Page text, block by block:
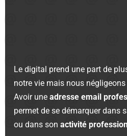
Le digital prend une part de
notre vie mais nous
Avoir uneadresse email
permet de se démarquer dans
ou dans sonactivité